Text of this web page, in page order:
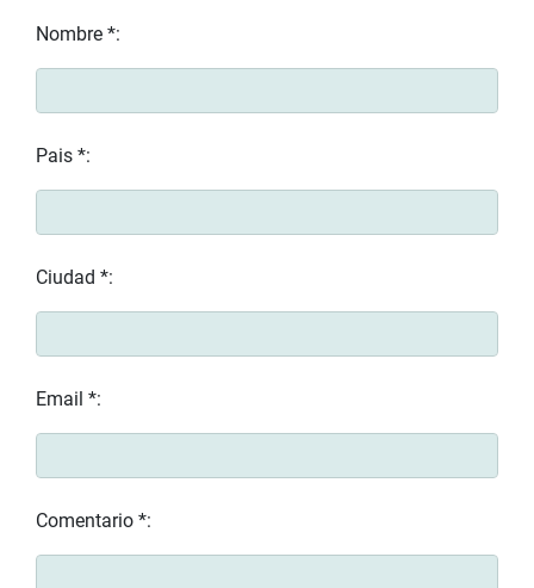
Nombre *:
Pais *:
Ciudad *:
Email *:
Comentario *: